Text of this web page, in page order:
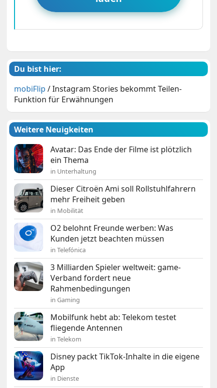
Du bist hier:
mobiFlip /Instagram Stories bekommt Teilen-
Funktion für Erwähnungen
Weitere Neuigkeiten
Avatar: Das Ende der Filme ist plötzlich
ein Thema
in Unterhaltung
Dieser Citroën Ami soll Rollstuhlfahrern
mehr Freiheit geben
in Mobilität
O2 belohnt Freunde werben: Was
Kunden jetzt beachten müssen
in Telefónica
3 Milliarden Spieler weltweit: game-
Verband fordert neue
Rahmenbedingungen
in Gaming
Mobilfunk hebt ab: Telekom testet
fliegende Antennen
in Telekom
Disney packt TikTok-Inhalte in die eigene
App
in Dienste